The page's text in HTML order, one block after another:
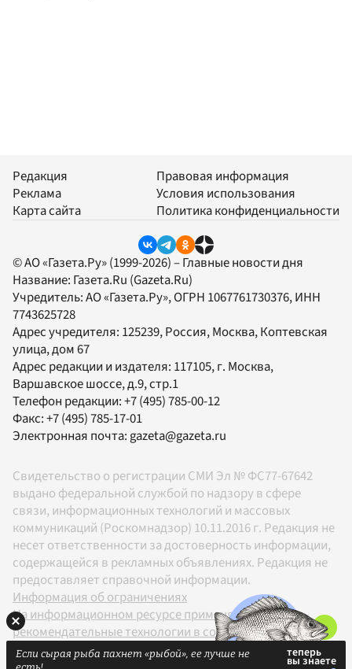
Редакция
Реклама
Карта сайта
Правовая информация
Условия использования
Политика конфиденциальности
© АО «Газета.Ру» (1999-2026) – Главные новости дня
Название: Газета.Ru (Gazeta.Ru)
Учредитель:АО «Газета.Ру», ОГРН 1067761730376, ИНН
7743625728
Адрес учредителя: 125239, Россия, Москва, Коптевская
улица, дом 67
Адрес редакции и издателя: 117105, г. Москва,
Варшавское шоссе, д.9, стр.1
Телефон редакции:+7 (495) 785-00-12
Факс:+7 (495) 785-17-01
Электронная почта:gazeta@gazeta.ru
Свидетельство о регистрации СМИ Эл № ФС77-67642
выдано федеральной службой по надзору в сфере
связи, информационных технологий и массовых
коммуникаций (Роскомнадзор) 10.11.2016 г. Редакция не
несет ответственности за достоверность информации,
содержащейся в рекламных объявлениях. Редакция не
предоставляет справочной информации.
Информация об ограничениях
На информационном ресурсе применяются
рекомендательные технологии в соответствии с
Правилами
Если сырая рыба пахнет «рыбой», ее лучше не